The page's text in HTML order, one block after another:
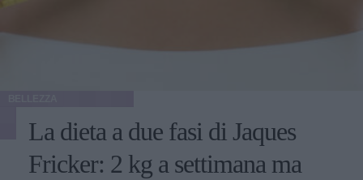
La dieta a due fasi di Jaques
Fricker: 2 kg a settimana ma